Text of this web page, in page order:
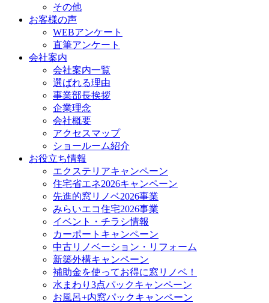
その他
お客様の声
WEBアンケート
直筆アンケート
会社案内
会社案内一覧
選ばれる理由
事業部長挨拶
企業理念
会社概要
アクセスマップ
ショールーム紹介
お役立ち情報
エクステリアキャンペーン
住宅省エネ2026キャンペーン
先進的窓リノベ2026事業
みらいエコ住宅2026事業
イベント・チラシ情報
カーポートキャンペーン
中古リノベーション・リフォーム
新築外構キャンペーン
補助金を使ってお得に窓リノベ！
水まわり3点パックキャンペーン
お風呂+内窓パックキャンペーン